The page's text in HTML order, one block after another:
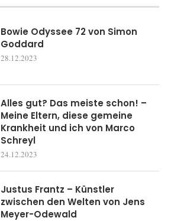
Bowie Odyssee 72 von Simon
Goddard
28.12.2023
Alles gut? Das meiste schon! –
Meine Eltern, diese gemeine
Krankheit und ich von Marco
Schreyl
24.12.2023
Justus Frantz – Künstler
zwischen den Welten von Jens
Meyer-Odewald